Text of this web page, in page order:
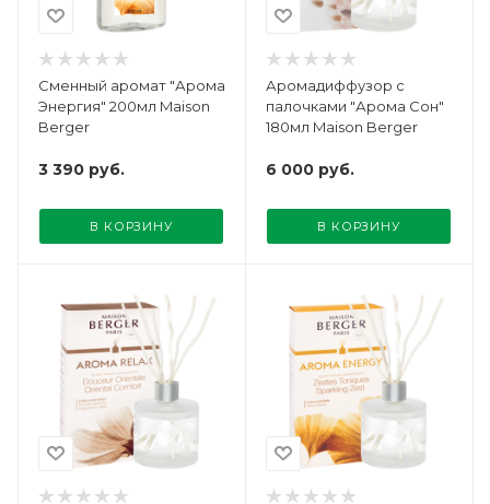
Сменный аромат "Арома
Энергия" 200мл Maison
Berger
3 390 руб.
В КОРЗИНУ
Аромадиффузор с
палочками "Арома Сон"
180мл Maison Berger
6 000 руб.
В КОРЗИНУ